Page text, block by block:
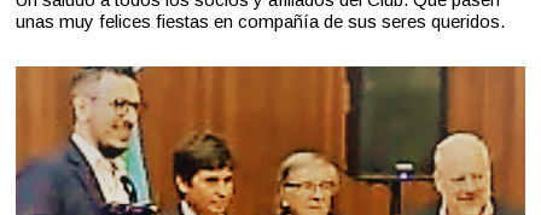
unas muy felices fiestas en compañía de sus seres queridos.